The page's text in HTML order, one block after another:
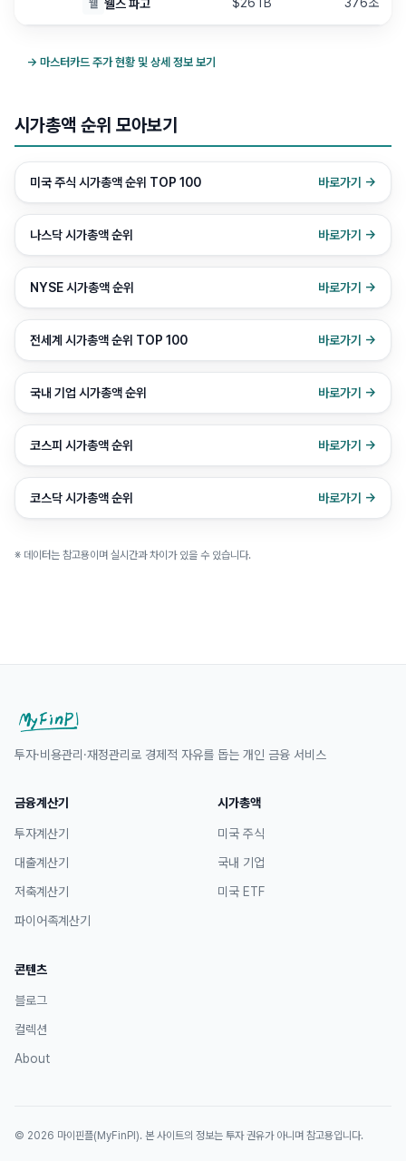
웰 웰스 파고 $261B 376조
→ 마스터카드 주가 현황 및 상세 정보 보기
시가총액 순위 모아보기
미국 주식 시가총액 순위 TOP 100 바로가기 →
나스닥 시가총액 순위 바로가기 →
NYSE 시가총액 순위 바로가기 →
전세계 시가총액 순위 TOP 100 바로가기 →
국내 기업 시가총액 순위 바로가기 →
코스피 시가총액 순위 바로가기 →
코스닥 시가총액 순위 바로가기 →
※ 데이터는 참고용이며 실시간과 차이가 있을 수 있습니다.
투자·비용관리·재정관리로 경제적 자유를 돕는 개인 금융 서비스
금융계산기
투자계산기
대출계산기
저축계산기
파이어족계산기
시가총액
미국 주식
국내 기업
미국 ETF
콘텐츠
블로그
컬렉션
About
© 2026 마이핀플(MyFinPl). 본 사이트의 정보는 투자 권유가 아니며 참고용입니다.